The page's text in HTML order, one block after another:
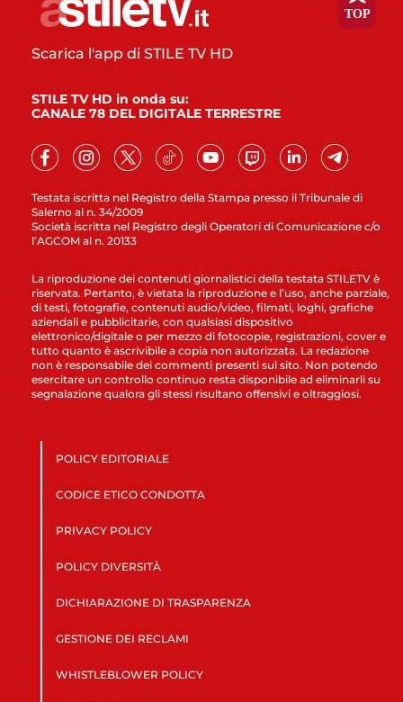
Testata iscritta nel Registro della Stampa presso il Tribunale di
Salerno al n. 34/2009
Società iscritta nel Registro degli Operatori di Comunicazione c/o
l’AGCOM al n. 20133
Scarica l'app di STILE TV HD
STILE TV HD in onda su:
CANALE 78 DEL DIGITALE TERRESTRE
La riproduzione dei contenuti giornalistici della testata STILETV è
riservata. Pertanto, è vietata la riproduzione e l’uso, anche parziale,
di testi, fotografie, contenuti audio/video, filmati, loghi, grafiche
aziendali e pubblicitarie, con qualsiasi dispositivo
elettronico/digitale o per mezzo di fotocopie, registrazioni, cover e
tutto quanto è ascrivibile a copia non autorizzata. La redazione
non è responsabile dei commenti presenti sul sito. Non potendo
esercitare un controllo continuo resta disponibile ad eliminarli su
segnalazione qualora gli stessi risultano offensivi e oltraggiosi.
POLICY EDITORIALE
CODICE ETICO CONDOTTA
PRIVACY POLICY
POLICY DIVERSITÀ
DICHIARAZIONE DI TRASPARENZA
GESTIONE DEI RECLAMI
WHISTLEBLOWER POLICY